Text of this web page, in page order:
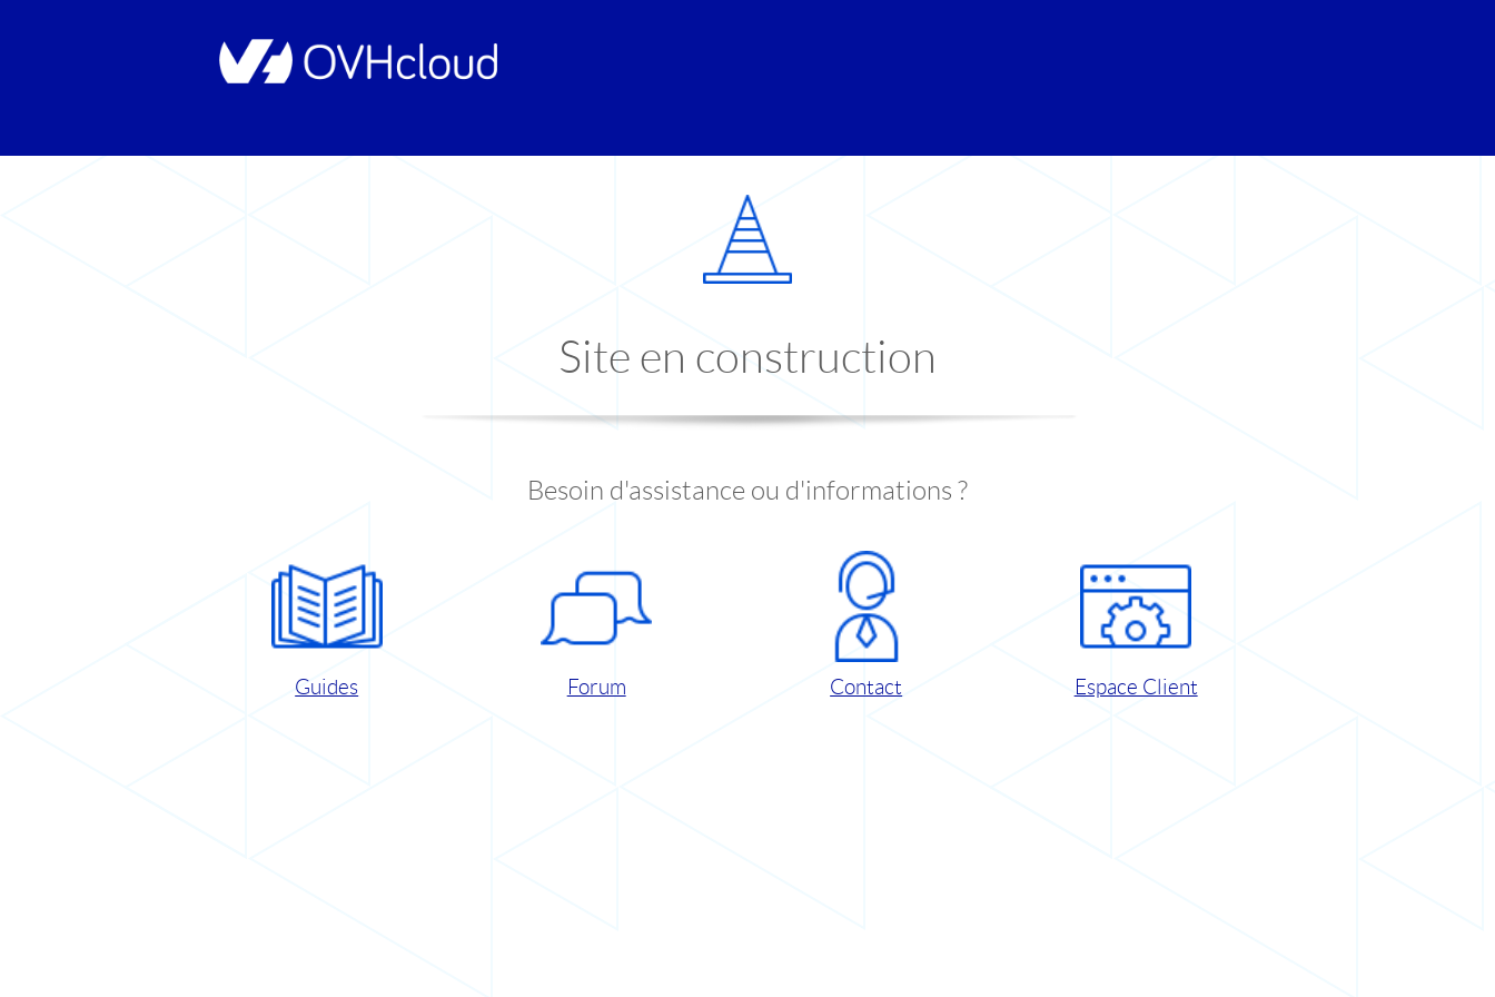
Site en construction
Besoin d'assistance ou d'informations ?
Guides Forum Contact Espace Client